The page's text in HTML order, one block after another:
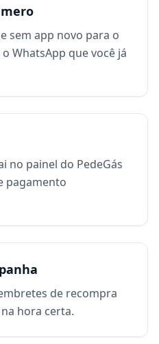
sem app novo para o
WhatsApp que você já
no painel do PedeGás
pagamento
de recompra
hora certa.